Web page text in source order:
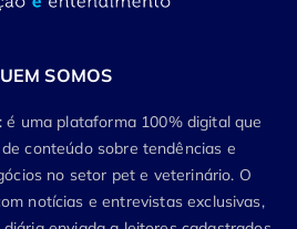
SOMOS
é uma plataforma 100% digital que
conteúdo sobre tendências e
no setor pet e veterinário. O
notícias e entrevistas exclusivas,